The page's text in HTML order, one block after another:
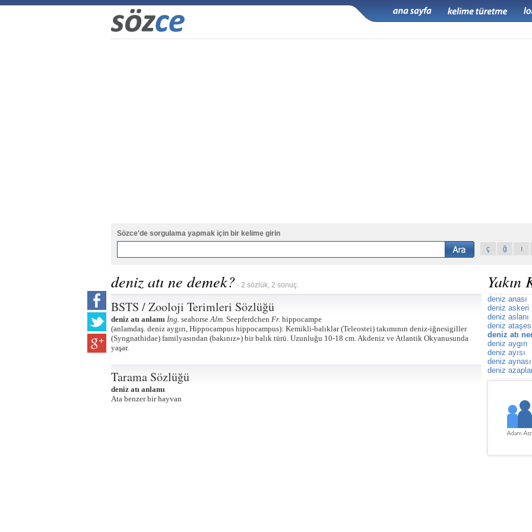
Sözce'de sorgulama yapmak için bir kelime girin
ç
ğ ı
deniz atı ne demek? - 2 sözlük, 2 sonuç.
BSTS / Zooloji Terimleri Sözlüğü
deniz atı anlamı İng. seahorseAlm. Seepferdchen Fr. hippocampe
(anlamdaş. deniz aygırı, Hippocampus hippocampus): Kemikli-balıklar (Teleostei) takımının deniz-iğnesigiller
(Syngnathidae) familyasından (bakınız») bir balık türü. Uzunluğu 10-18 cm. Akdeniz ve Atlantik Okyanusunda
yaşar.
Tarama Sözlüğü
deniz atı anlamı
Ata benzer bir hayvan
Yakın
deniz anası
deniz askeri
deniz aslanı
deniz ataşesi
deniz atı
deniz aygırı
deniz ayısı
deniz aynası
deniz